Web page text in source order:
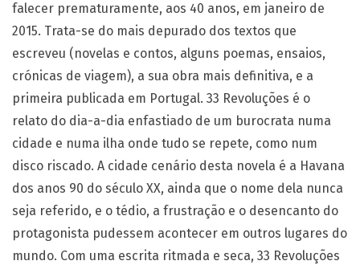
falecer prematuramente, aos 40 anos, em janeiro de
2015. Trata-se do mais depurado dos textos que
escreveu (novelas e contos, alguns poemas, ensaios,
crónicas de viagem), a sua obra mais definitiva, e a
primeira publicada em Portugal. 33 Revoluções é o
relato do dia-a-dia enfastiado de um burocrata numa
cidade e numa ilha onde tudo se repete, como num
disco riscado. A cidade cenário desta novela é a Havana
dos anos 90 do século XX, ainda que o nome dela nunca
seja referido, e o tédio, a frustração e o desencanto do
protagonista pudessem acontecer em outros lugares do
mundo. Com uma escrita ritmada e seca, 33 Revoluções